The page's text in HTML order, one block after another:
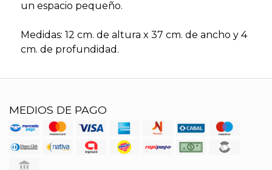
un espacio pequeño.
Medidas: 12 cm. de altura x 37 cm. de ancho y 4
cm. de profundidad.
MEDIOS DE PAGO